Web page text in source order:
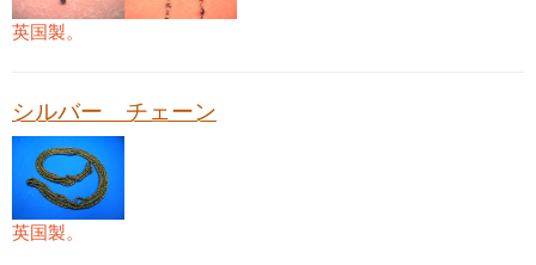
英国製。
シルバー チェーン
英国製。